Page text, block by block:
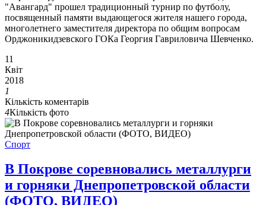
"Авангард" прошел традиционный турнир по футболу,
посвященный памяти выдающегося жителя нашего города,
многолетнего заместителя директора по общим вопросам
Орджоникидзевского ГОКа Георгия Гавриловича Шевченко.
11
Квіт
2018
1
Кількість коментарів
4Кількість фото
Спорт
В Покрове соревновались металлурги
и горняки Днепропетровской области
(ФОТО, ВИДЕО)